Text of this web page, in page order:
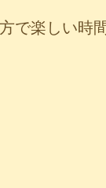
で楽しい時